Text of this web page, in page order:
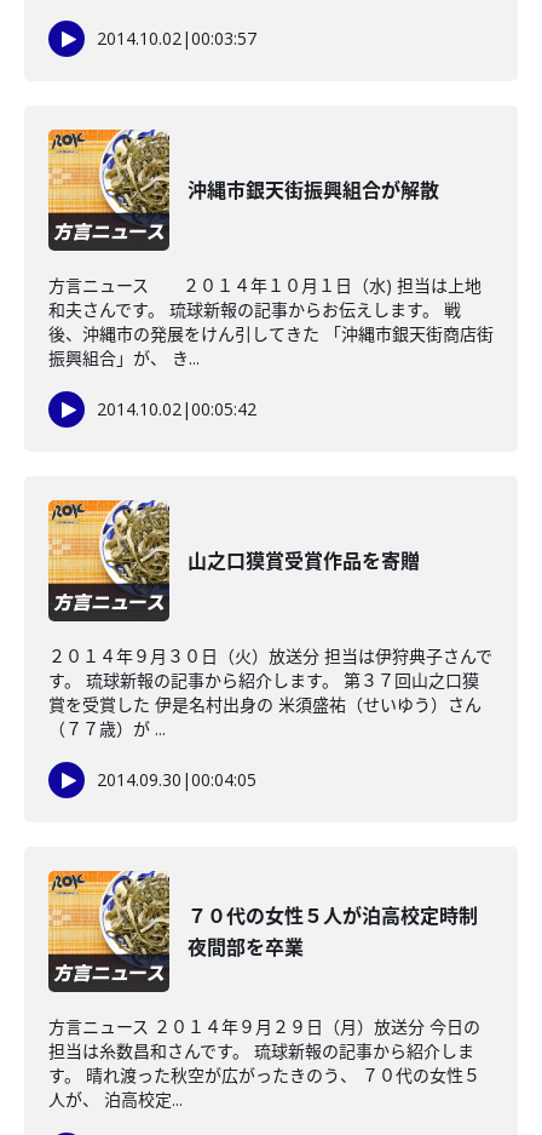
2014.10.02|00:03:57
沖縄市銀天街振興組合が解散
方言ニュース ２０１４年１０月１日（水) 担当は上地
和夫さんです。 琉球新報の記事からお伝えします。 戦
後、沖縄市の発展をけん引してきた 「沖縄市銀天街商店街
振興組合」が、 き...
2014.10.02|00:05:42
山之口獏賞受賞作品を寄贈
２０１４年９月３０日（火）放送分 担当は伊狩典子さんで
す。 琉球新報の記事から紹介します。 第３７回山之口獏
賞を受賞した 伊是名村出身の 米須盛祐（せいゆう）さん
（７７歳）が ...
2014.09.30 |00:04:05
７０代の女性５人が泊高校定時制
夜間部を卒業
方言ニュース ２０１４年９月２９日（月）放送分 今日の
担当は糸数昌和さんです。 琉球新報の記事から紹介しま
す。 晴れ渡った秋空が広がったきのう、 ７０代の女性５
人が、 泊高校定...